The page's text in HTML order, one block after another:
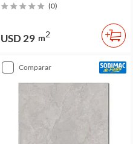
(0)
USD 29 m2
comparar